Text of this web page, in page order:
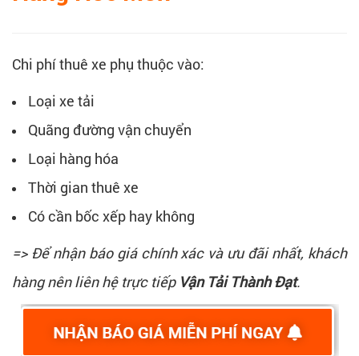
Chi phí thuê xe phụ thuộc vào:
Loại xe tải
Quãng đường vận chuyển
Loại hàng hóa
Thời gian thuê xe
Có cần bốc xếp hay không
=> Để nhận báo giá chính xác và ưu đãi nhất, khách
hàng nên liên hệ trực tiếp Vận Tải Thành Đạt.